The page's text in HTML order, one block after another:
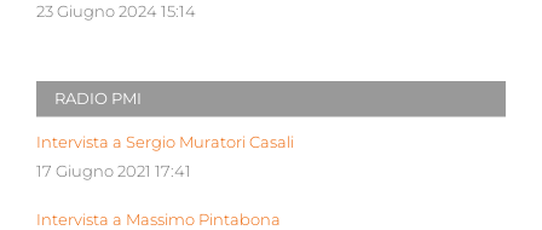
23 Giugno 2024 15:14
RADIO PMI
Intervista a Sergio Muratori Casali
17 Giugno 2021 17:41
Intervista a Massimo Pintabona